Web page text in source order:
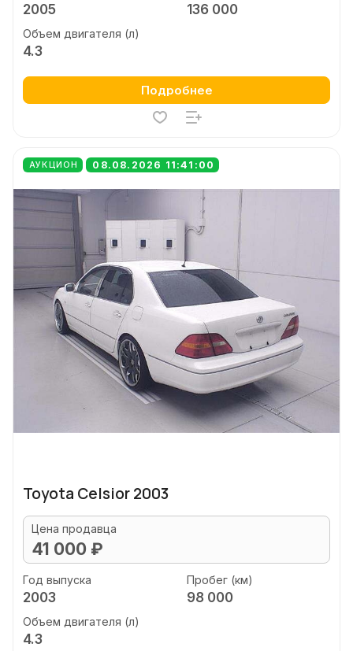
2005 136 000
Объем двигателя (л)
4.3
Подробнее
АУКЦИОН 08.08.2026 11:41:00
Toyota Celsior 2003
Цена продавца
41 000 ₽
Год выпуска
2003
Пробег (км)
98 000
Объем двигателя (л)
4.3